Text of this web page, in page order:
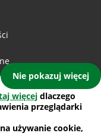
więcej dlaczego
przeglądarki
używanie cookie,
Nie pokazuj więcej